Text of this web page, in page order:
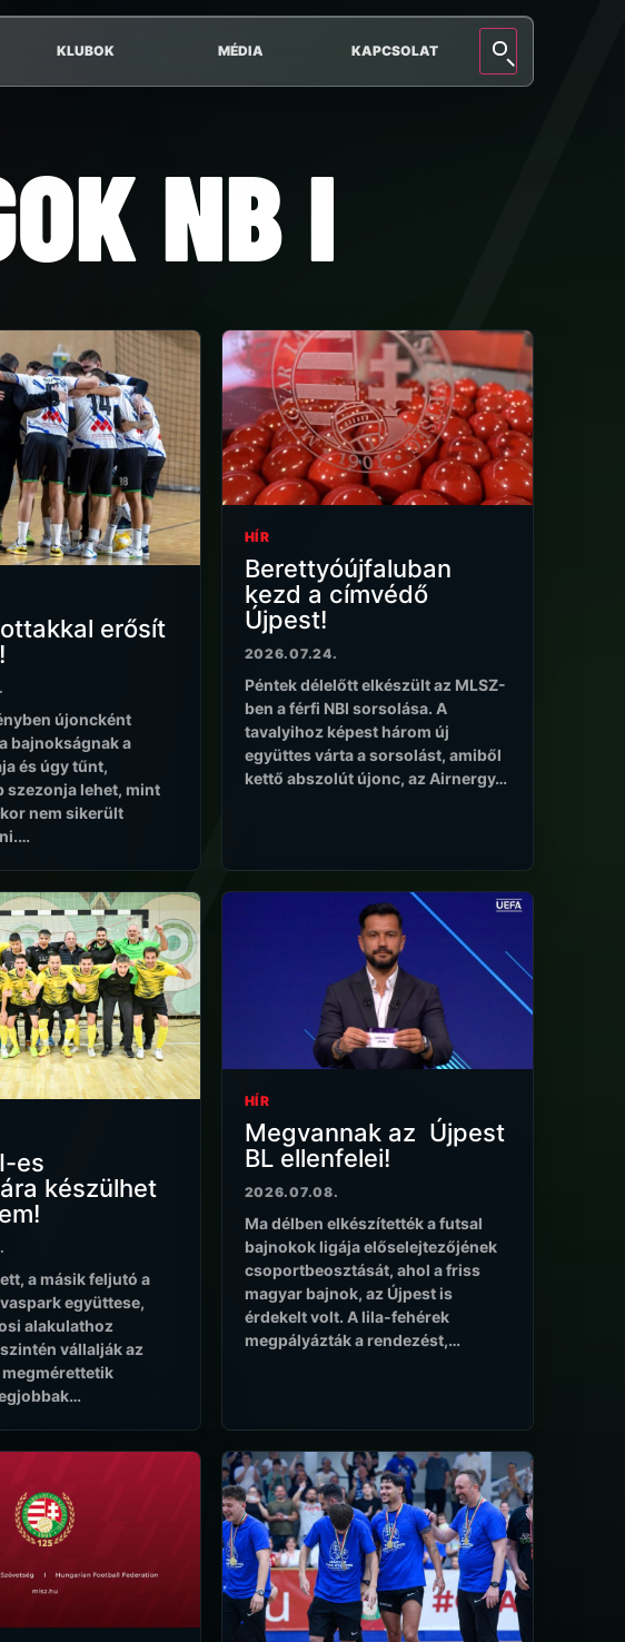
KLUBOK MÉDIA KAPCSOLAT
NB I
erősít
újoncként
bajnokságnak a
és úgy tűnt,
szezonja lehet, mint
nem sikerült
HÍR
Berettyóújfaluban
kezd a címvédő
Újpest!
2026.07.24.
Péntek délelőtt elkészült az MLSZ-
ben a férfi NBI sorsolása. A
tavalyihoz képest három új
együttes várta a sorsolást, amiből
kettő abszolút újonc, az Airnergy…
es
készülhet
a másik feljutó a
együttese,
alakulathoz
vállalják az
HÍR
Megvannak az Újpest
BL ellenfelei!
2026.07.08.
Ma délben elkészítették a futsal
bajnokok ligája előselejtezőjének
csoportbeosztását, ahol a friss
magyar bajnok, az Újpest is
érdekelt volt. A lila-fehérek
megpályázták a rendezést,…